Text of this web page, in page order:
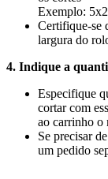
Exemplo:
Certifique-se
largura do
4. Indique a
Especifique
cortar com
ao carrinho o
Se precisar
um pedido